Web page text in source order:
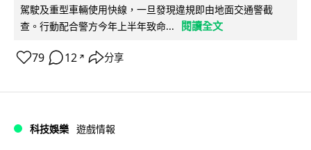
駕駛及重型車輛使用快線，一旦發現違規即由地面交通警截
查。行動配合警方今年上半年致命...
閱讀全文
79 12 ↗ 分享
科技娛樂 遊戲情報